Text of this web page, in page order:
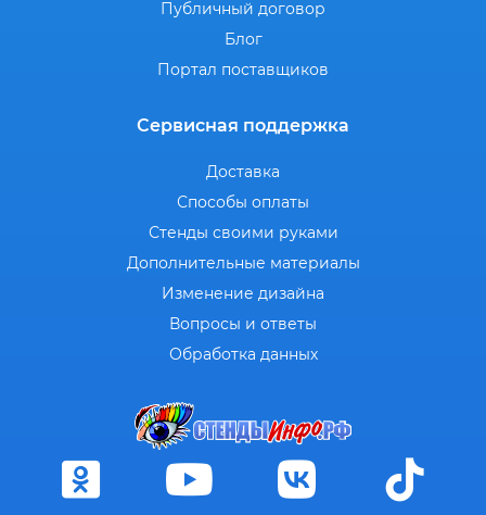
Публичный договор
Блог
Портал поставщиков
Сервисная поддержка
Доставка
Способы оплаты
Стенды своими руками
Дополнительные материалы
Изменение дизайна
Вопросы и ответы
Обработка данных